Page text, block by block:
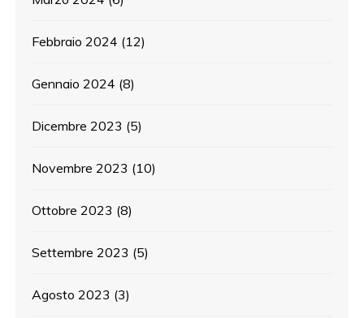
Febbraio 2024 (12)
Gennaio 2024 (8)
Dicembre 2023 (5)
Novembre 2023 (10)
Ottobre 2023 (8)
Settembre 2023 (5)
Agosto 2023 (3)